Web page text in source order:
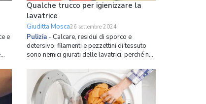
e
Qualche trucco per igienizzare la
lavatrice
Giuditta Mosca26 settembre 2024
Pulizia- Calcare, residui di sporco e
detersivo, filamenti e pezzettini di tessuto
sono nemici giurati delle lavatrici, perché ne
funzionamento. Per questo motivo occorre,
di tanto in tanto, occuparsi della loro
manutenzione. Igienizzare la lavatrice è